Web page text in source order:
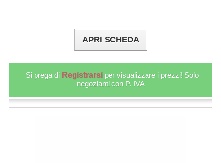
APRI SCHEDA
Si prega di Registrarsi per visualizzare i prezzi! Solo
negozianti con P. IVA